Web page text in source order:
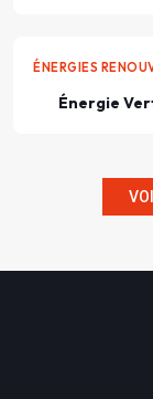
ÉNERGIES
Énergie